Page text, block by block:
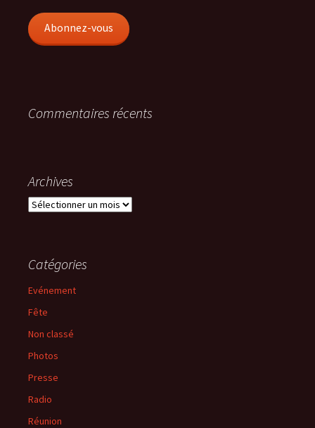
Abonnez-vous
Commentaires récents
Archives
Archives
Catégories
Evénement
Fête
Non classé
Photos
Presse
Radio
Réunion